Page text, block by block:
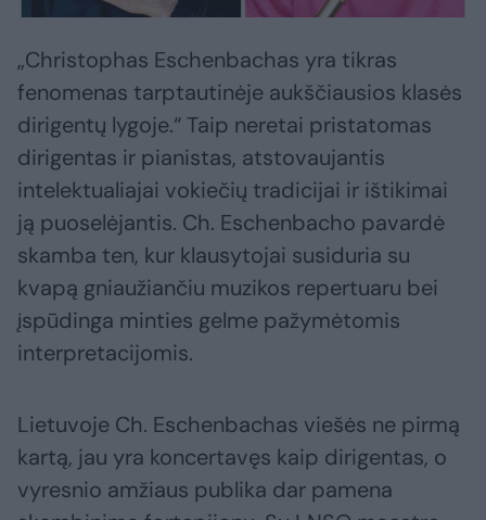
„Christophas Eschenbachas yra tikras
fenomenas tarptautinėje aukščiausios klasės
dirigentų lygoje.“ Taip neretai pristatomas
dirigentas ir pianistas, atstovaujantis
intelektualiajai vokiečių tradicijai ir ištikimai
ją puoselėjantis. Ch. Eschenbacho pavardė
skamba ten, kur klausytojai susiduria su
kvapą gniaužiančiu muzikos repertuaru bei
įspūdinga minties gelme pažymėtomis
interpretacijomis.
Lietuvoje Ch. Eschenbachas viešės ne pirmą
kartą, jau yra koncertavęs kaip dirigentas, o
vyresnio amžiaus publika dar pamena